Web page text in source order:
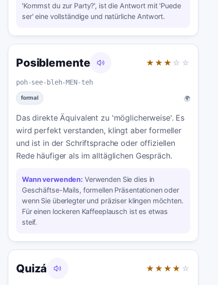
'Kommst du zur Party?', ist die Antwort mit 'Puede
ser' eine vollständige und natürliche Antwort.
Posiblemente ★★★ ☆☆
poh-see-bleh-MEN-teh
formal 🌍
Das direkte Äquivalent zu 'möglicherweise'. Es
wird perfekt verstanden, klingt aber formeller
und ist in der Schriftsprache oder offiziellen
Rede häufiger als im alltäglichen Gespräch.
Wann verwenden: Verwenden Sie dies in
Geschäftse-Mails, formellen Präsentationen oder
wenn Sie überlegter und präziser klingen möchten.
Für einen lockeren Kaffeeplausch ist es etwas
steif.
Quizá ★★★★ ☆